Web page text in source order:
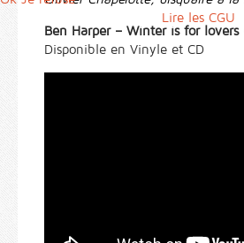
Ben Harper – Winter is for
Disponible en Vinyle et CD
Lire les CGU